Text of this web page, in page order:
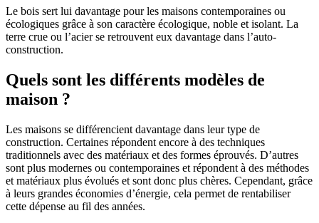
Le bois sert lui davantage pour les maisons contemporaines ou
écologiques grâce à son caractère écologique, noble et isolant. La
terre crue ou l’acier se retrouvent eux davantage dans l’auto-
construction.
Quels sont les différents modèles de
maison ?
Les maisons se différencient davantage dans leur type de
construction. Certaines répondent encore à des techniques
traditionnels avec des matériaux et des formes éprouvés. D’autres
sont plus modernes ou contemporaines et répondent à des méthodes
et matériaux plus évolués et sont donc plus chères. Cependant, grâce
à leurs grandes économies d’énergie, cela permet de rentabiliser
cette dépense au fil des années.